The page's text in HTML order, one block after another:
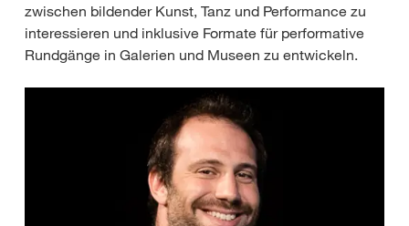
zwischen bildender Kunst, Tanz und Performance zu
interessieren und inklusive Formate für performative
Rundgänge in Galerien und Museen zu entwickeln.